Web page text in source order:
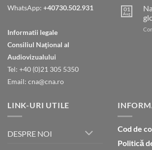
WhatsApp: +40730.502.931
Informatii legale
Consiliul Naţional al
Audiovizualului
Tel: +40 (0)21 305 5350
Email: cna@cna.ro
01
Aug
LINK-URI UTILE
DESPRE NOI
Cod de
Politică